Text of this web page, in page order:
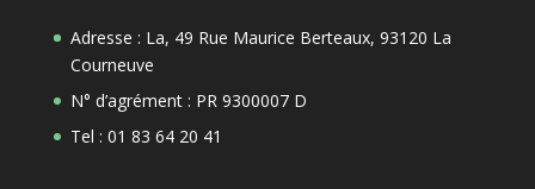
Adresse : La, 49 Rue Maurice Berteaux, 93120 La
Courneuve
N° d’agrément : PR 9300007 D
Tel : 01 83 64 20 41